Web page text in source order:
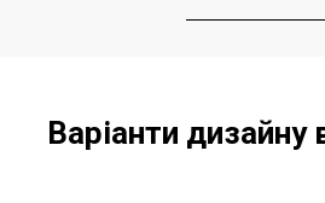
Варіанти дизайну